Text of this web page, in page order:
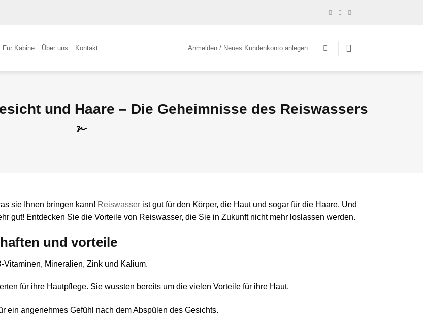
Für Kabine Über uns Kontakt Anmelden / Neues Kundenkonto anlegen
und Haare – Die Geheimnisse des Reiswassers
sie Ihnen bringen kann! Reiswasser ist gut für den Körper, die Haut und sogar für die Haare. Und
gut! Entdecken Sie die Vorteile von Reiswasser, die Sie in Zukunft nicht mehr loslassen werden.
und vorteile
Vitaminen, Mineralien, Zink und Kalium.
für ihre Hautpflege. Sie wussten bereits um die vielen Vorteile für ihre Haut.
ein angenehmes Gefühl nach dem Abspülen des Gesichts.